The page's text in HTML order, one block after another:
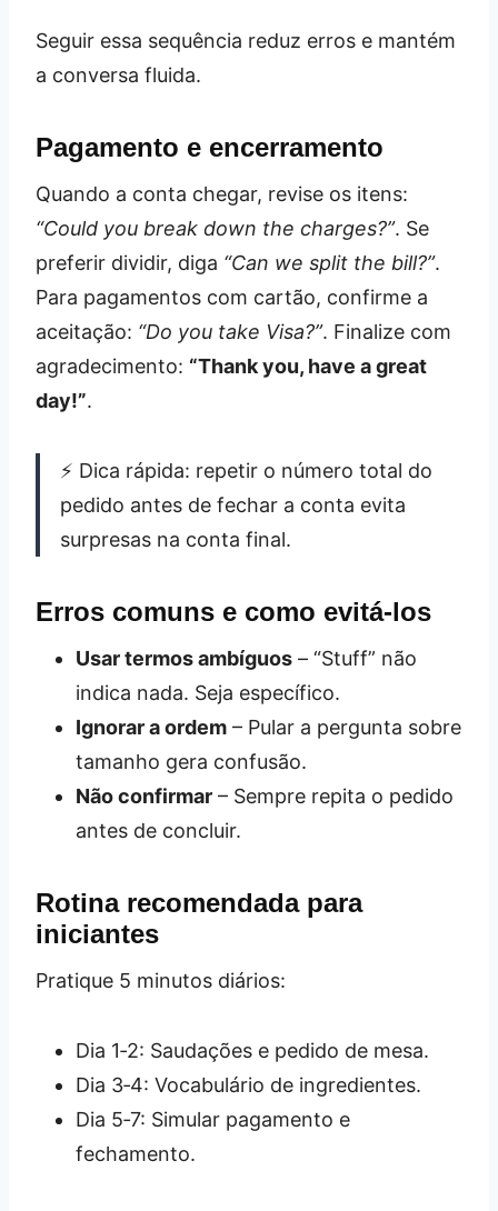
Seguir essa sequência reduz erros e mantém
a conversa fluida.
Pagamento e encerramento
Quando a conta chegar, revise os itens:
“Could you break down the charges?”. Se
preferir dividir, diga “Can we split the bill?”.
Para pagamentos com cartão, confirme a
aceitação: “Do you take Visa?”. Finalize com
agradecimento: “Thank you, have a great
day!”.
⚡ Dica rápida: repetir o número total do
pedido antes de fechar a conta evita
surpresas na conta final.
Erros comuns e como evitá‑los
Usar termos ambíguos – “Stuff” não
indica nada. Seja específico.
Ignorar a ordem – Pular a pergunta sobre
tamanho gera confusão.
Não confirmar – Sempre repita o pedido
antes de concluir.
Rotina recomendada para
iniciantes
Pratique 5 minutos diários:
Dia 1‑2: Saudações e pedido de mesa.
Dia 3‑4: Vocabulário de ingredientes.
Dia 5‑7: Simular pagamento e
fechamento.